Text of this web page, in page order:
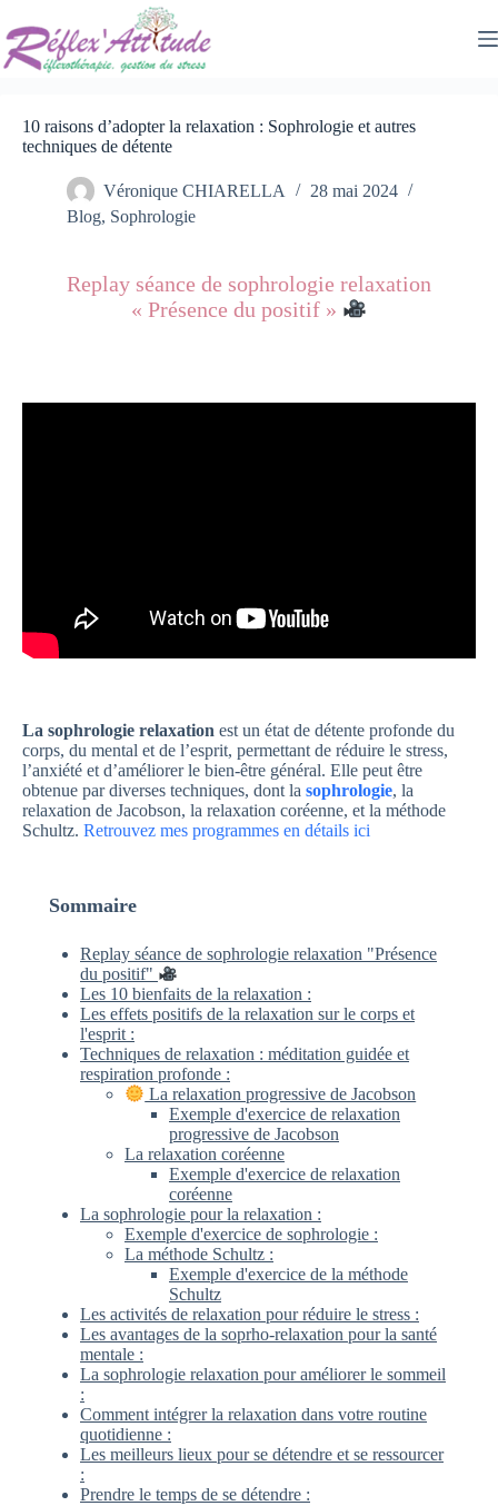
au
contenu
10 raisons d’adopter la relaxation : Sophrologie et autres
techniques de détente
Véronique CHIARELLA
28 mai 2024
Blog, Sophrologie
Replay séance de sophrologie relaxation
« Présence du positif »
La sophrologie relaxation est un état de détente profonde du
corps, du mental et de l’esprit, permettant de réduire le stress,
l’anxiété et d’améliorer le bien-être général. Elle peut être
obtenue par diverses techniques, dont la sophrologie, la
relaxation de Jacobson, la relaxation coréenne, et la méthode
Schultz. Retrouvez mes programmes en détails ici
Sommaire
Replay séance de sophrologie relaxation "Présence
du positif"
Les 10 bienfaits de la relaxation :
Les effets positifs de la relaxation sur le corps et
l'esprit :
Techniques de relaxation : méditation guidée et
respiration profonde :
La relaxation progressive de Jacobson
Exemple d'exercice de relaxation
progressive de Jacobson
La relaxation coréenne
Exemple d'exercice de relaxation
coréenne
La sophrologie pour la relaxation :
Exemple d'exercice de sophrologie :
La méthode Schultz :
Exemple d'exercice de la méthode
Schultz
Les activités de relaxation pour réduire le stress :
Les avantages de la soprho-relaxation pour la santé
mentale :
La sophrologie relaxation pour améliorer le sommeil
:
Comment intégrer la relaxation dans votre routine
quotidienne :
Les meilleurs lieux pour se détendre et se ressourcer
:
Prendre le temps de se détendre :